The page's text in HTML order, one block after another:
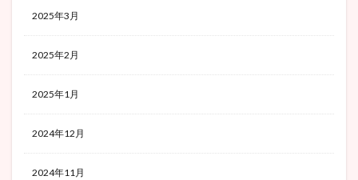
2025年3月
2025年2月
2025年1月
2024年12月
2024年11月